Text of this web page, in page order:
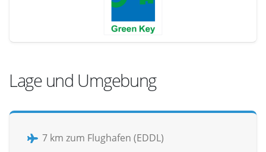
Lage und Umgebung
7 km zum Flughafen (EDDL)